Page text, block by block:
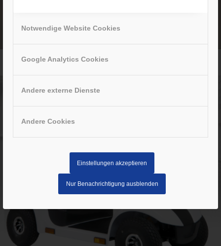
Notwendige Website Cookies
Google Analytics Cookies
Andere externe Dienste
Andere Cookies
Einstellungen akzeptieren
Nur Benachrichtigung ausblenden
Elektromobil für Senioren mit LFP Akku – Trinidad